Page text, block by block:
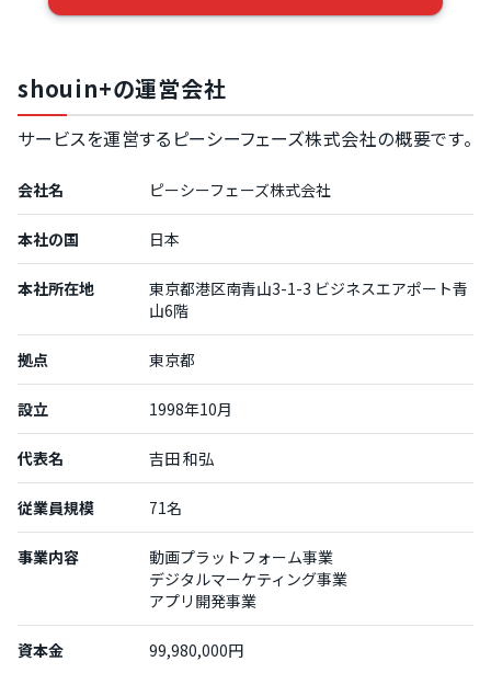
shouin+の運営会社
サービスを運営するピーシーフェーズ株式会社の概要です。
会社名 ピーシーフェーズ株式会社
本社の国 日本
本社所在地
東京都港区南青山3-1-3 ビジネスエアポート青
山6階
拠点 東京都
設立 1998年10月
代表名 吉田 和弘
従業員規模 71名
事業内容
動画プラットフォーム事業
デジタルマーケティング事業
アプリ開発事業
資本金 99,980,000円